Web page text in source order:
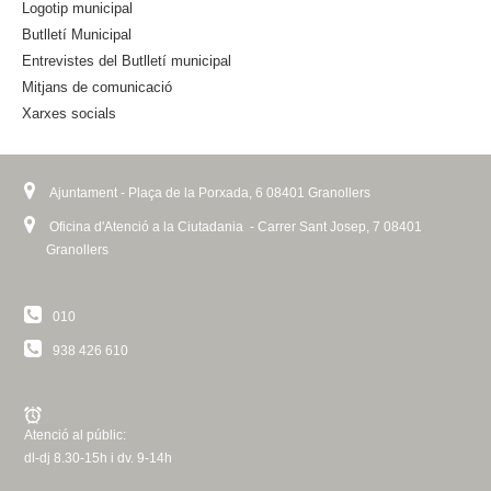
e
r
n
a
Logotip municipal
Butlletí Municipal
Entrevistes del Butlletí municipal
Mitjans de comunicació
Xarxes socials
Ajuntament - Plaça de la Porxada, 6 08401 Granollers
Oficina d'Atenció a la Ciutadania - Carrer Sant Josep, 7 08401
Granollers
010
938 426 610
Atenció al públic:
dl-dj 8.30-15h i dv. 9-14h